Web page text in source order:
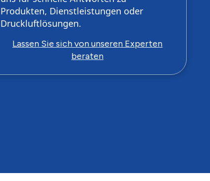
Produkten, Dienstleistungen oder
Druckluftlösungen.
Lassen Sie sich von unseren Experten
beraten